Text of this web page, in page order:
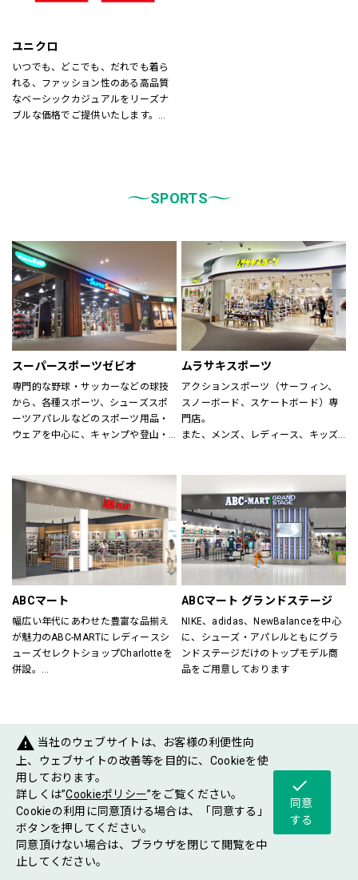
ショップ
案内
フロア
マップ
ともに生きよう
ユニクロ
いつでも、どこでも、だれでも着ら
れる、ファッション性のある高品質
なベーシックカジュアルをリーズナ
ブルな価格でご提供いたします。
などをゾーンに分けて配置し、広
す。
どうぞご来店ください。
SPORTS
スーパースポーツゼビオ
専門的な野球・サッカーなどの球技
から、各種スポーツ、シューズスポ
ーツアパレルなどのスポーツ用品・
ウェアを中心に、キャンプや登山・
商品を揃えた大型総合スポーツ専門
スポーツナビゲーターを合言葉に、
すべてのスポーツを楽しむ方をサポ
ート！
スポーツに関する悩み事、困り事な
どぜひご相談下さい。
ご年配の方からお子様まで、安心し
プです。
Victoria Golf／029-868-7162
ムラサキスポーツ
アクションスポーツ（サーフィン、
スノーボード、スケートボード）専
門店。
また、メンズ、レディース、キッズ
ンドが揃います。
アクションスポーツスペシャリスト
が在籍していますので、ビギナーの
方からエキスパートの方までお任せ
下さい。
トも開催していますので是非ご来店
ABCマート
幅広い年代にあわせた豊富な品揃え
が魅力のABC-MARTにレディースシ
ューズセレクトショップCharlotteを
併設。
ABCマート グランドステージ
NIKE、adidas、NewBalanceを中心
に、シューズ・アパレルともにグラ
ンドステージだけのトップモデル商
品をご用意しております
FASHIONGOODS
warning 当社のウェブサイトは、お客様の利便性向
上、ウェブサイトの改善等を目的に、Cookieを使
用しております。
詳しくは”Cookieポリシー”をご覧ください。
Cookieの利用に同意頂ける場合は、「同意する」
ボタンを押してください。
同意頂けない場合は、ブラウザを閉じて閲覧を中
止してください。
check
同意
する